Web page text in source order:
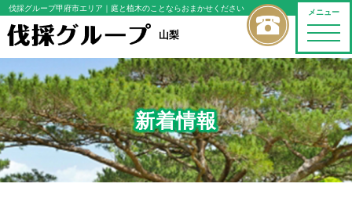
メニュー
toggle
伐採グループ甲府市エリア ｜庭と植木のことならおまかせください
山梨
新着情報